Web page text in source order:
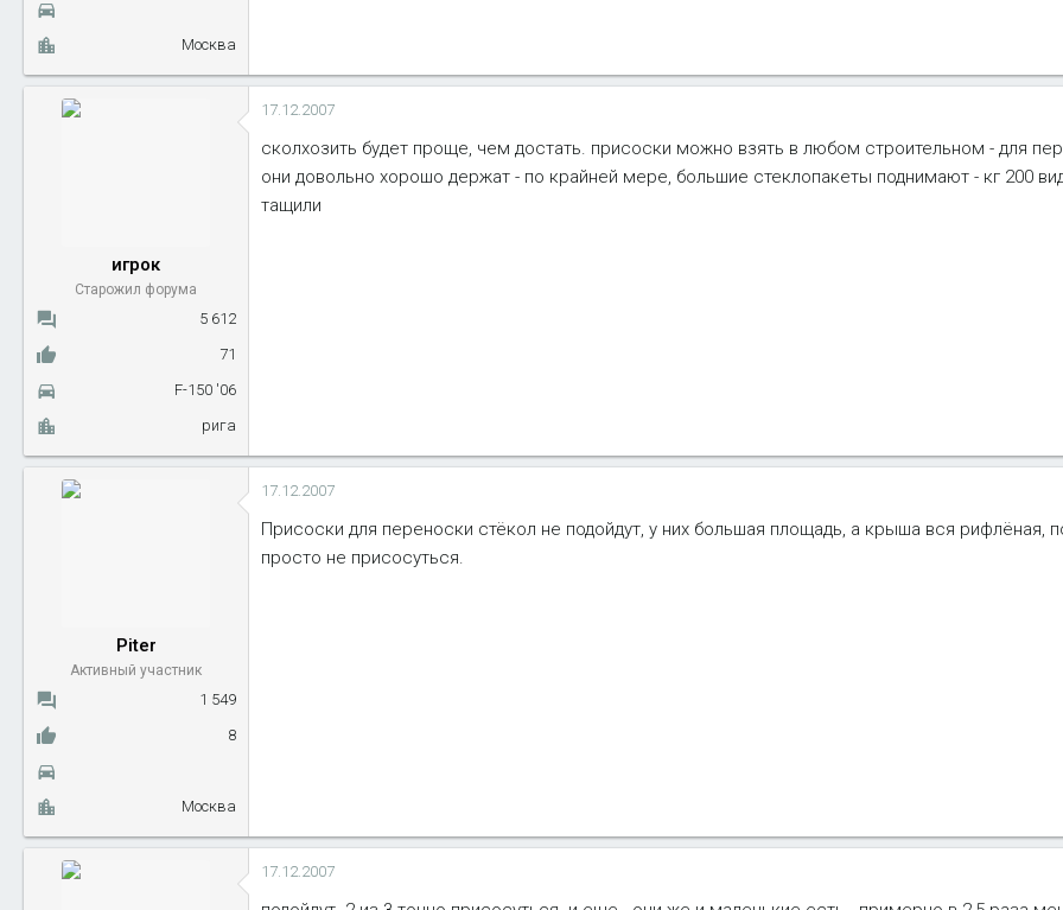
Москва
игрок
Старожил форума
5 612
71
F-150 '06
рига
17.12.2007
сколхозить будет проще, чем достать. присоски можно взять в любом строительном - для
они довольно хорошо держат - по крайней мере, большие стеклопакеты поднимают - кг 200
тащили
Piter
Активный участник
1 549
8
Москва
17.12.2007
Присоски для переноски стёкол не подойдут, у них большая площадь, а крыша вся рифлёная,
просто не присосуться.
17.12.2007